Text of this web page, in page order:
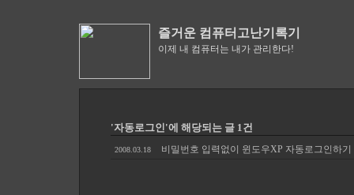
즐거운 컴퓨터고난기록기
이제 내 컴퓨터는 내가 관리한다!
'자동로그인'에 해당되는 글 1건
2008.03.18 비밀번호 입력없이 윈도우XP 자동로그인하기